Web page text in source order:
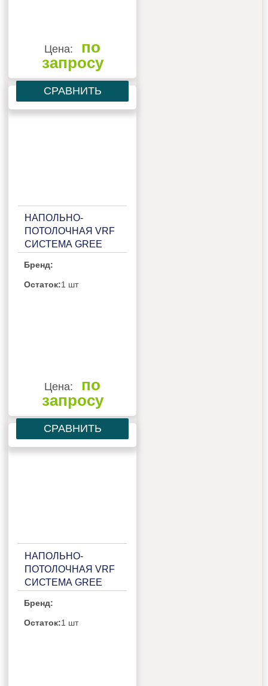
Цена:
по
запросу
СРАВНИТЬ
НАПОЛЬНО-
ПОТОЛОЧНАЯ VRF
СИСТЕМА GREE
Бренд:
Остаток:1 шт
Цена:
по
запросу
СРАВНИТЬ
НАПОЛЬНО-
ПОТОЛОЧНАЯ VRF
СИСТЕМА GREE
Бренд:
Остаток:1 шт